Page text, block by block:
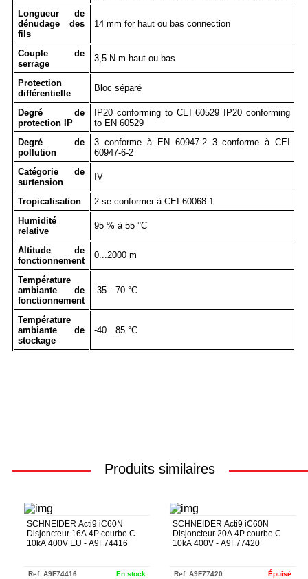
Longueur de
dénudage des
fils
14 mm for haut ou bas connection
Couple de
serrage
3,5 N.m haut ou bas
Protection
différentielle
Bloc séparé
Degré de
protection IP
IP20 conforming to CEI 60529 IP20 conforming
to EN 60529
Degré de
pollution
3 conforme à EN 60947-2 3 conforme à CEI
60947-6-2
Catégorie de
surtension
IV
Tropicalisation
2 se conformer à CEI 60068-1
Humidité
relative
95 % à 55 °C
Altitude de
fonctionnement
0...2000 m
Température
ambiante de
fonctionnement
-35…70 °C
Température
ambiante de
stockage
-40…85 °C
Produits similaires
SCHNEIDER Acti9 iC60N
Disjoncteur 16A 4P courbe C
10kA 400V EU - A9F74416
Ref: A9F74416 En stock
SCHNEIDER Acti9 iC60N
Disjoncteur 20A 4P courbe C
10kA 400V - A9F77420
Ref: A9F77420 Épuisé